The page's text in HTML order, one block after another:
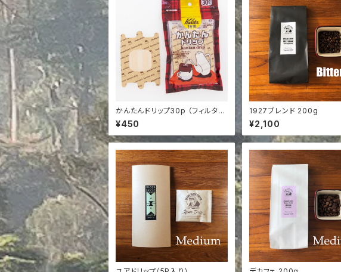
かんたんドリップ30p （フィルタ
ー）
¥450
1927ブレンド 200g
¥2,100